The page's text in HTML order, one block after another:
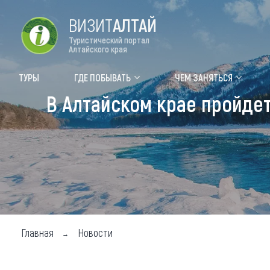
Форум VISIT ALTAI
Туры Где
Топ
ВИЗИТАЛТАЙ
Туристический портал
Алтайского края
ТУРЫ ГДЕ ПОБЫВАТЬ ЧЕМ ЗАНЯТЬСЯ
В Алтайском крае
Главная Новости